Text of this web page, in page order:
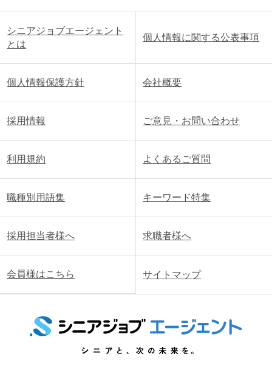
シニアジョブエージェント
とは
個人情報に関する公表事項
個人情報保護方針 会社概要
採用情報 ご意見・お問い合わせ
利用規約 よくあるご質問
職種別用語集 キーワード特集
採用担当者様へ 求職者様へ
会員様はこちら サイトマップ